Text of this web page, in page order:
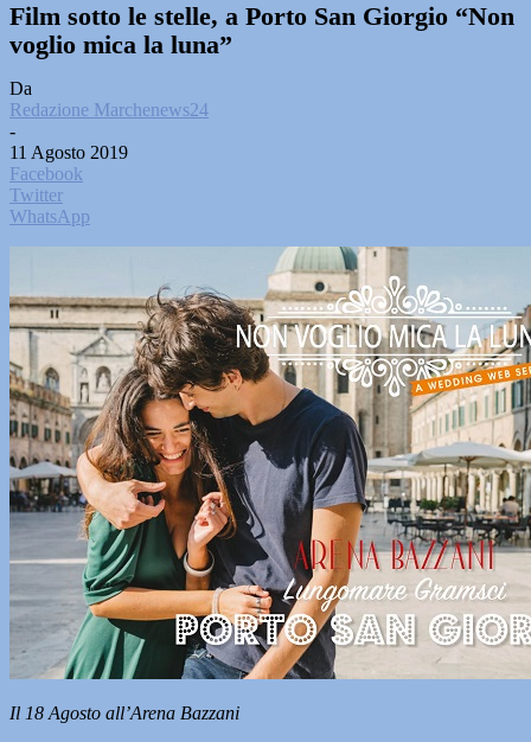
Film sotto le stelle, a Porto San Giorgio “Non
voglio mica la luna”
Da
Redazione Marchenews24
-
11 Agosto 2019
Facebook
Twitter
WhatsApp
Il 18 Agosto all’Arena Bazzani